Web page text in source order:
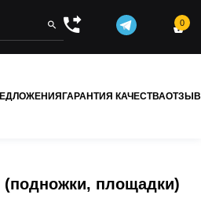
 
0
ГАРАНТИЯ КАЧЕСТВА
(подножки, площадки)